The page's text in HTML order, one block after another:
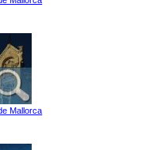
Mallorca